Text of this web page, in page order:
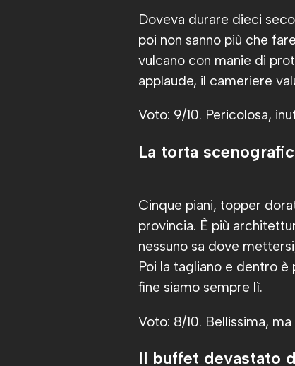
Doveva durare dieci
poi non sanno più che
vulcano con manie di
applaude, il cameriere
Voto: 9/10. Pericolosa,
La torta
Cinque piani, topper
provincia. È più
nessuno sa dove
Poi la tagliano e dentro
fine siamo sempre lì.
Voto: 8/10. Bellissima,
Il buffet devastato